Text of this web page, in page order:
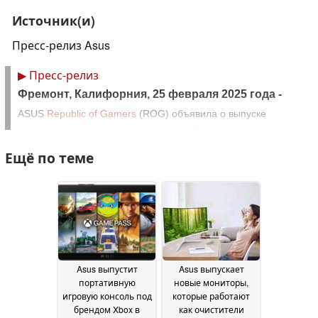
Источник(и)
Пресс-релиз Asus
▶ Пресс-релиз
Фремонт, Калифорния, 25 февраля 2025 года -
ASUS Republic of Gamers (ROG) объявила о выпуске
теперь они доступны для предварительного заказа.
Передовая линейка ROG включает в себя новейшие
разработки NVIDIA с такими инновационными графическими
технологиями, как DLSS 4 и Frame Generation,
позволяющими наслаждаться трассировкой лучей без
ущерба для производительности. Наша линейка, доступная
для предварительного заказа, включает: ROG Strix SCAR 16
и 18, ROG Strix G18 и ROG Zephyrus G14 и G16.
ROG Strix G18: расширение возможностей каждого
Ещё по теме
Asus выпустит
портативную
игровую консоль под
брендом Xbox в
Asus выпускает
новые мониторы,
которые работают
как очистители